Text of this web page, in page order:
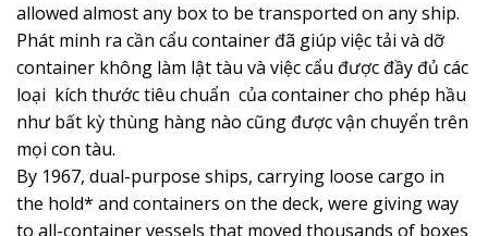
allowed almost any box to be transported on any ship.
Phát minh ra cần cẩu container đã giúp việc tải và dỡ
container không làm lật tàu và việc cẩu được đầy đủ các
loại kích thước tiêu chuẩn của container cho phép hầu
như bất kỳ thùng hàng nào cũng được vận chuyển trên
mọi con tàu.
By 1967, dual-purpose ships, carrying loose cargo in
the hold* and containers on the deck, were giving way
to all-container vessels that moved thousands of boxes